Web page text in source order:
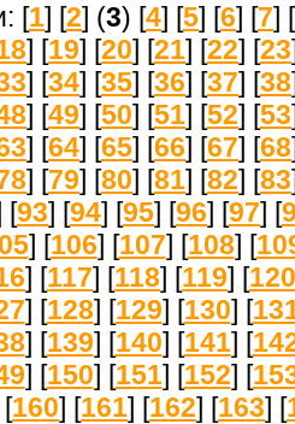
[1] [2] (3) [4] [5] [6] [7] [
] [19] [20] [21] [22] [23
] [34] [35] [36] [37] [38
] [49] [50] [51] [52] [53
] [64] [65] [66] [67] [68
] [79] [80] [81] [82] [83
[93] [94] [95] [96] [97] [
] [106] [107] [108] [
] [117] [118] [119] [120
] [128] [129] [130] [
] [139] [140] [141] [
] [150] [151] [152] [
160] [161] [162] [163] [